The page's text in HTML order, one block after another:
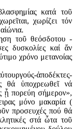
κατά τοῦ
χωρίζει τόν
τοῦ θεόσδοτου -
δυσκολίες καί ἄν
χρόνο μετανοίας
ἀποδέκτες-
θά ὑποχρεωθεῖ νά
ᾗ πορεύη σήμερον»,
μόνο μακαρία (
προσευχές πού θά
στά ὧτα τοῦ